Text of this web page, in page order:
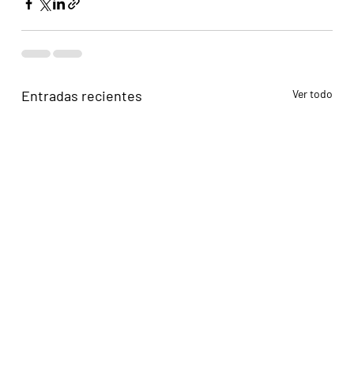
Entradas recientes Ver todo